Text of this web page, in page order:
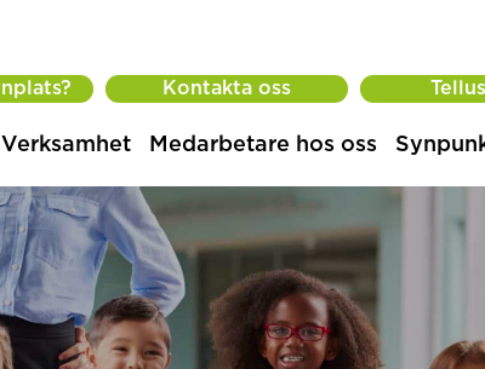
Kontakta oss
Verksamhet Medarbetare hos oss